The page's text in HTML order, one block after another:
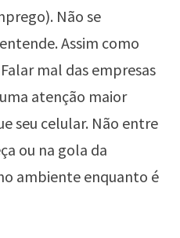
). Não se
Assim como
mal das empresas
atenção maior
seu celular. Não entre
ou na gola da
ambiente enquanto é